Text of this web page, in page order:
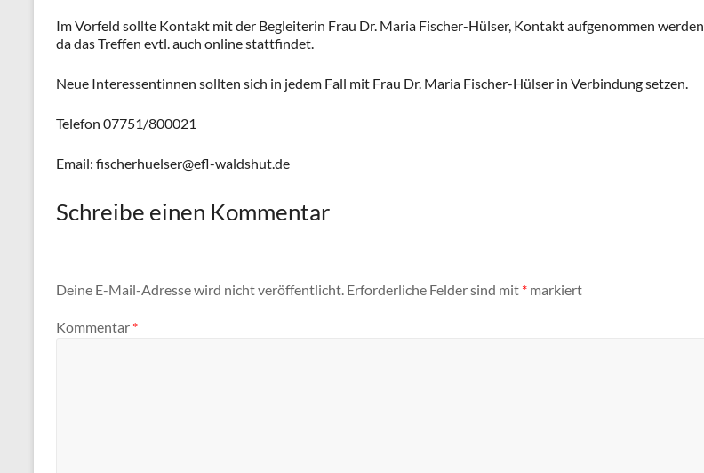
Im Vorfeld sollte Kontakt mit der Begleiterin Frau Dr. Maria Fischer-Hülser, Kontakt aufgenommen werden,
da das Treffen evtl. auch online stattfindet.
Neue Interessentinnen sollten sich in jedem Fall mit Frau Dr. Maria Fischer-Hülser in Verbindung setzen.
Telefon 07751/800021
Email: fischerhuelser@efl-waldshut.de
Schreibe einen Kommentar
Deine E-Mail-Adresse wird nicht veröffentlicht. Erforderliche Felder sind mit * markiert
Kommentar *